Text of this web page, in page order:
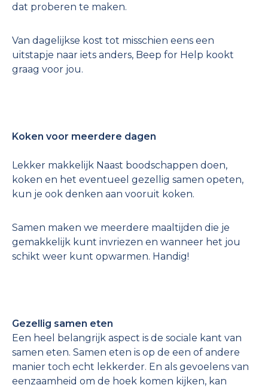
dat proberen te maken.
Van dagelijkse kost tot misschien eens een
uitstapje naar iets anders, Beep for Help kookt
graag voor jou.
Koken voor meerdere dagen
Lekker makkelijk Naast boodschappen doen,
koken en het eventueel gezellig samen opeten,
kun je ook denken aan vooruit koken.
Samen maken we meerdere maaltijden die je
gemakkelijk kunt invriezen en wanneer het jou
schikt weer kunt opwarmen. Handig!
Gezellig samen eten
Een heel belangrijk aspect is de sociale kant van
samen eten. Samen eten is op de een of andere
manier toch echt lekkerder. En als gevoelens van
eenzaamheid om de hoek komen kijken, kan